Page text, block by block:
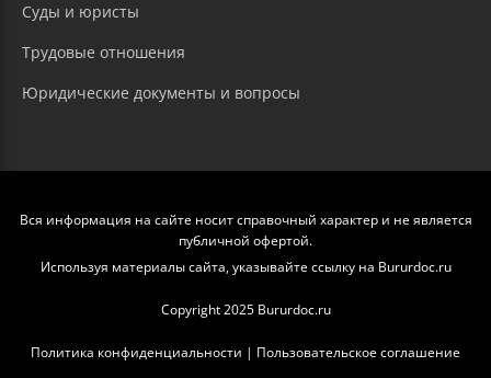
Суды и юристы
Трудовые отношения
Юридические документы и вопросы
Вся информация на сайте носит справочный характер и не является
публичной офертой.
Используя материалы сайта, указывайте ссылку на Bururdoc.ru
Copyright 2025 Bururdoc.ru
Политика конфиденциальности | Пользовательское соглашение